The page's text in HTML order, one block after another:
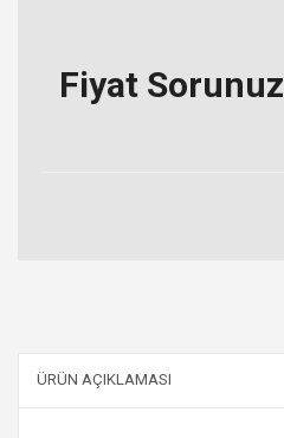
Fiyat Sorunuz
ÜRÜN AÇIKLAMASI